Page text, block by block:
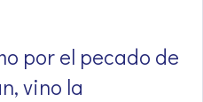
por el pecado de
vino la